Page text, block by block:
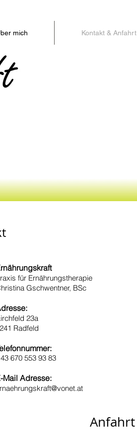
mich Kontakt & Anfahrt
für Ernährungstherapie
Gschwentner, BSc
23a
Radfeld
670 553 93 83
Mail Adresse:
Anfahrt